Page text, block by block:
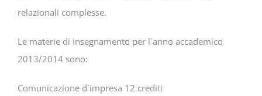
relazionali complesse.
Le materie di insegnamento per l`anno accademico
2013/2014 sono:
Comunicazione d`impresa 12 crediti